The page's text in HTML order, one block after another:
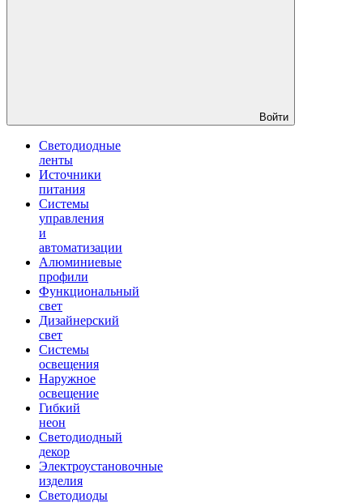
Войти
Светодиодные
ленты
Источники
питания
Системы
управления
и
автоматизации
Алюминиевые
профили
Функциональный
свет
Дизайнерский
свет
Системы
освещения
Наружное
освещение
Гибкий
неон
Светодиодный
декор
Электроустановочные
изделия
Светодиоды